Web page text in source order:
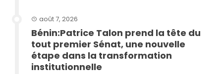
août 7, 2026
Bénin:Patrice Talon prend la tête du
tout premier Sénat, une nouvelle
étape dans la transformation
institutionnelle